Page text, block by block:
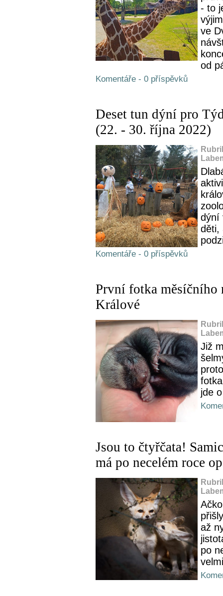
- to
ve
od
Komentáře - 0 příspěvků
Deset tun dýní pro
(22. - 30. října 2022)
dýní
děti,
Komentáře - 0 příspěvků
První fotka měsíčního
Králové
Již
jde
Jsou to čtyřčata!
má po necelém roce
až
po